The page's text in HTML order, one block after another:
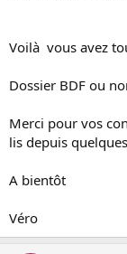
Voilà vous avez
Dossier BDF ou
Merci pour vos
lis depuis
A bientôt
Véro